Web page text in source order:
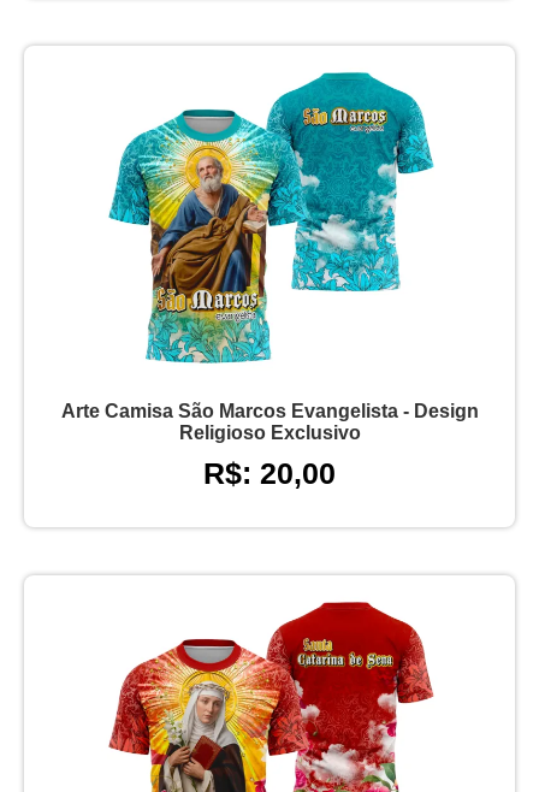
Arte Camisa São Marcos Evangelista - Design
Religioso Exclusivo
R$: 20,00